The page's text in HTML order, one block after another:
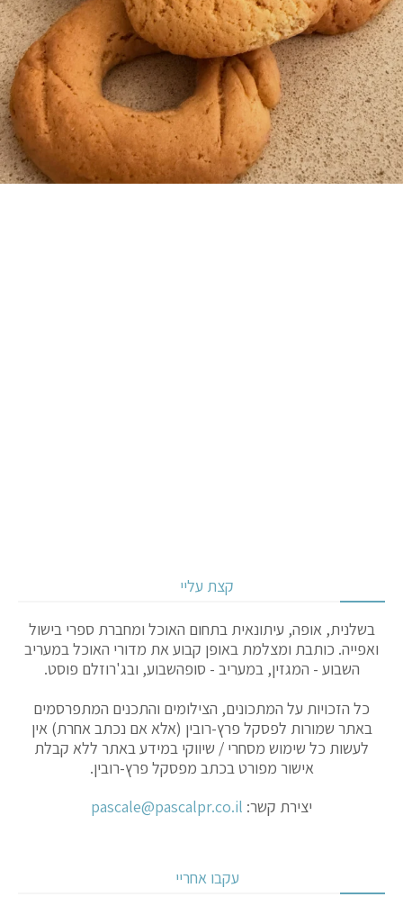
קצת עליי
בשלנית, אופה, עיתונאית בתחום האוכל ומחברת ספרי בישול
ואפייה. כותבת ומצלמת באופן קבוע את מדורי האוכל במעריב
השבוע - המגזין, במעריב - סופהשבוע, ובג'רוזלם פוסט.
כל הזכויות על המתכונים, הצילומים והתכנים המתפרסמים
באתר שמורות לפסקל פרץ-רובין (אלא אם נכתב אחרת) אין
לעשות כל שימוש מסחרי / שיווקי במידע באתר ללא קבלת
אישור מפורט בכתב מפסקל פרץ-רובין.
יצירת קשר: pascale@pascalpr.co.il
עקבו אחריי